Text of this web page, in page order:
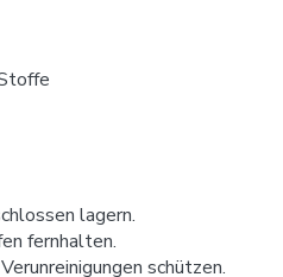
lagern.
fernhalten.
schützen.